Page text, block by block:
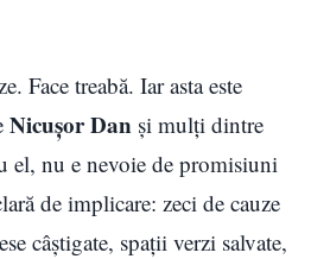
Face treabă. Iar asta este
Nicușor Dan și mulți dintre
el, nu e nevoie de promisiuni
de implicare: zeci de cauze
câștigate, spații verzi salvate,